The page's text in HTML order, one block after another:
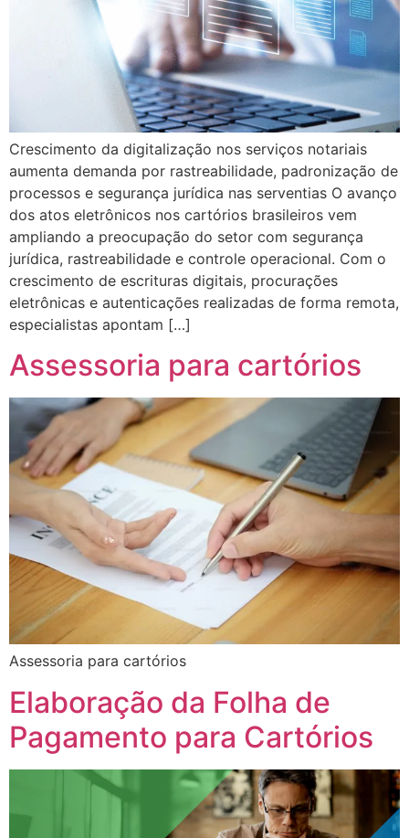
Crescimento da digitalização nos serviços notariais
aumenta demanda por rastreabilidade, padronização de
processos e segurança jurídica nas serventias O avanço
dos atos eletrônicos nos cartórios brasileiros vem
ampliando a preocupação do setor com segurança
jurídica, rastreabilidade e controle operacional. Com o
crescimento de escrituras digitais, procurações
eletrônicas e autenticações realizadas de forma remota,
especialistas apontam […]
Assessoria para cartórios
Assessoria para cartórios
Elaboração da Folha de
Pagamento para Cartórios